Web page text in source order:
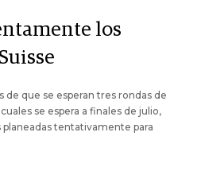
los
que se esperan tres rondas de
se espera a finales de julio,
tentativamente para